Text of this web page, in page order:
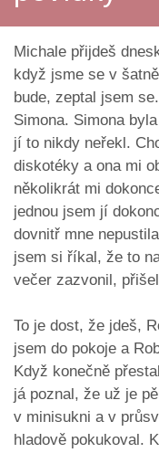
Michale přijdeš
když jsme se v
bude, zeptal jsem
Simona. Simona
jí to nikdy neřekl.
diskotéky a ona mi
několikrát mi
jednou jsem jí
dovnitř mne
jsem si říkal, že to
večer zazvonil,
To je dost, že jdeš,
jsem do pokoje a
Když konečně
já poznal, že už je
v minisukni a v
hladově pokukoval.